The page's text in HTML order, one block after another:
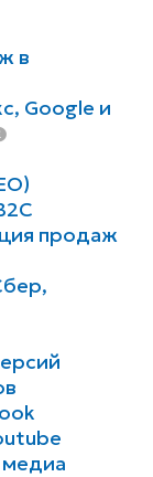
в
Google и
продаж